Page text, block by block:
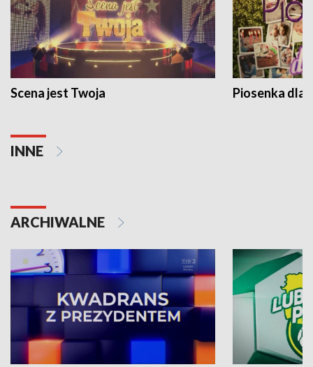
Scena jest Twoja Piosenka dla
INNE
ARCHIWALNE